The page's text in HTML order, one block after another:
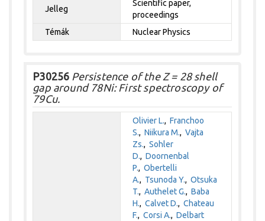
Jelleg
Scientific paper,
proceedings
Témák
Nuclear Physics
P30256 Persistence of the Z = 28 shell
gap around 78Ni: First spectroscopy of
79Cu.
Olivier L.,Franchoo
S.,Niikura M.,Vajta
Zs.,Sohler
D.,Doornenbal
P.,Obertelli
A., Tsunoda Y.,Otsuka
T.,Authelet G.,Baba
H.,Calvet D.,Chateau
F.,Corsi A.,Delbart